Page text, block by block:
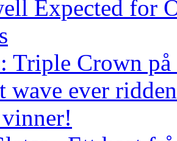
Expected for
Triple Crown på
wave ever